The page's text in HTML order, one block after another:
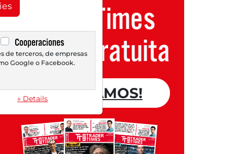
Trader Times
Cuenta gratuita
¡ALLÁ VAMOS!
Cooperaciones
de terceros, de empresas
Google o Facebook.
» Details